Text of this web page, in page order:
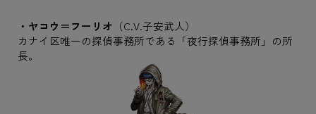
・ヤコウ＝フーリオ （C.V.子安武人）
カナイ区唯一の探偵事務所である「夜行探偵事務所」の所
長。